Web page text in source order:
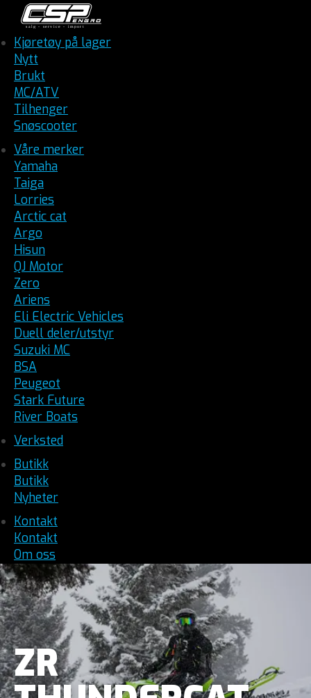
Kjøretøy på lager
Nytt
Brukt
MC/ATV
Tilhenger
Snøscooter
Våre merker
Yamaha
Taiga
Lorries
Arctic cat
Argo
Hisun
QJ Motor
Zero
Ariens
Eli Electric Vehicles
Duell deler/utstyr
Suzuki MC
BSA
Peugeot
Stark Future
River Boats
Verksted
Butikk
Butikk
Nyheter
Kontakt
Kontakt
Om oss
ZR